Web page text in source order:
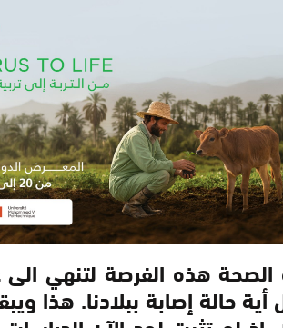
الصحة هذه الفرصة لتنهي
حالة إصابة ببلادنا. هذا